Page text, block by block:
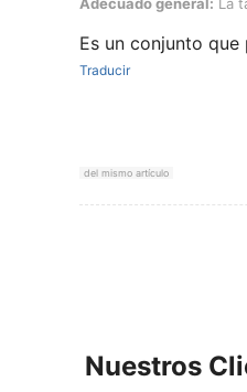
Es un conjunto
Traducir
del mismo artículo
Nuestros